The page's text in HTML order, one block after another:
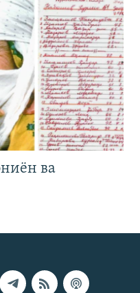
ва